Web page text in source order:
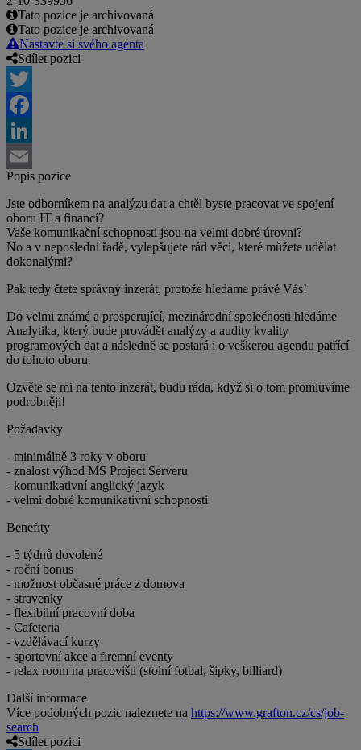
Tato pozice je archivovaná
Tato pozice je archivovaná
Nastavte si svého agenta
Sdílet pozici
Twitter
Facebook
LinkedIn
Email
Popis pozice
Jste odborníkem na analýzu dat a chtěl byste pracovat ve spojení
oboru IT a financí?
Vaše komunikační schopnosti jsou na velmi dobré úrovni?
No a v neposlední řadě, vylepšujete rád věci, které můžete udělat
dokonalými?
Pak tedy čtete správný inzerát, protože hledáme právě Vás!
Do velmi známé a prosperující, mezinárodní společnosti hledáme
Analytika, který bude provádět analýzy a audity kvality
programových dat a následně se postará i o veškerou agendu patřící
do tohoto oboru.
Ozvěte se mi na tento inzerát, budu ráda, když si o tom promluvíme
podrobněji!
Požadavky
- minimálně 3 roky v oboru
- znalost výhod MS Project Serveru
- komunikativní anglický jazyk
- velmi dobré komunikativní schopnosti
Benefity
- 5 týdnů dovolené
- roční bonus
- možnost občasné práce z domova
- stravenky
- flexibilní pracovní doba
- Cafeteria
- vzdělávací kurzy
- sportovní akce a firemní eventy
- relax room na pracovišti (stolní fotbal, šipky, billiard)
Další informace
Více podobných pozic naleznete na https://www.grafton.cz/cs/job-
search
Sdílet pozici